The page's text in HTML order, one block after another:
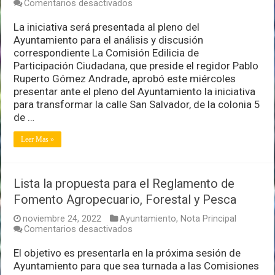
Comentarios desactivados
construir
‘Paseo
de
las
Ánimas’
en
la
calle
San
La iniciativa será presentada al pleno del
Ayuntamiento para el análisis y discusión
correspondiente La Comisión Edilicia de
Participación Ciudadana, que preside el regidor Pablo
Ruperto Gómez Andrade, aprobó este miércoles
presentar ante el pleno del Ayuntamiento la iniciativa
para transformar la calle San Salvador, de la colonia 5
de …
Leer Mas »
Lista la propuesta para el Reglamento de
Fomento Agropecuario, Forestal y Pesca
noviembre 24, 2022 Ayuntamiento, Nota Principal
Comentarios desactivados
la
propuesta
para
El objetivo es presentarla en la próxima sesión de
Ayuntamiento para que sea turnada a las Comisiones